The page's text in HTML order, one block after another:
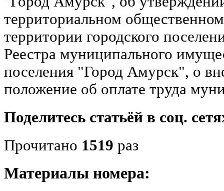
территориальном
территории городского
Реестра муниципального
поселения "Город Амурск", о
положение об оплате труда
Поделитесь статьёй в соц.
Прочитано 1519 раз
Материалы номера: